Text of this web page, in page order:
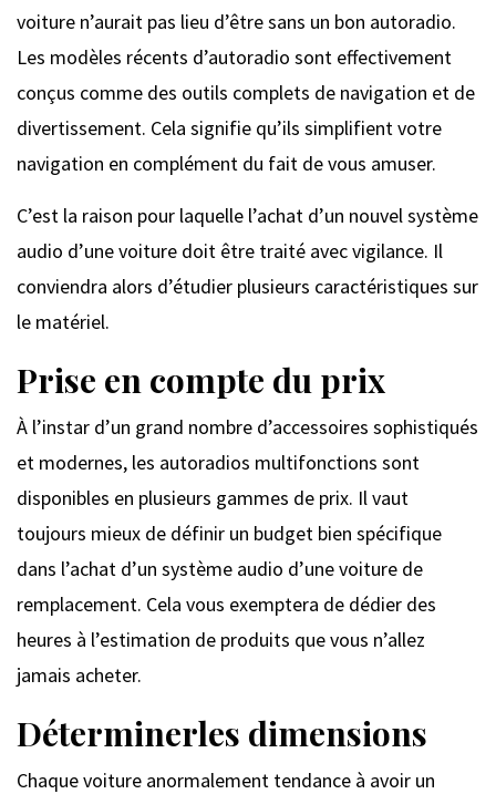
voiture n’aurait pas lieu d’être sans un bon autoradio.
Les modèles récents d’autoradio sont effectivement
conçus comme des outils complets de navigation et de
divertissement. Cela signifie qu’ils simplifient votre
navigation en complément du fait de vous amuser.
C’est la raison pour laquelle l’achat d’un nouvel système
audio d’une voiture doit être traité avec vigilance. Il
conviendra alors d’étudier plusieurs caractéristiques sur
le matériel.
Prise en compte du prix
À l’instar d’un grand nombre d’accessoires sophistiqués
et modernes, les autoradios multifonctions sont
disponibles en plusieurs gammes de prix. Il vaut
toujours mieux de définir un budget bien spécifique
dans l’achat d’un système audio d’une voiture de
remplacement. Cela vous exemptera de dédier des
heures à l’estimation de produits que vous n’allez
jamais acheter.
Déterminerles dimensions
Chaque voiture anormalement tendance à avoir un